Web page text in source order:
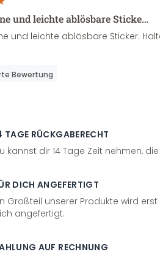
und leichte ablösbare Sticke…
und leichte ablösbare Sticker.
Bewertung
TAGE RÜCKGABERECHT
kannst dir 14 Tage Zeit nehmen,
DICH ANGEFERTIGT
Großteil unserer Produkte wird
angefertigt.
AUF RECHNUNG